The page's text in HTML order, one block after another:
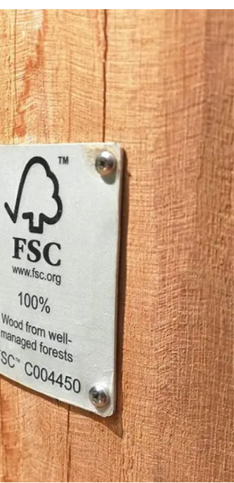
française qui place l’exigence au cœur de
et le e-commerce
dans les moindres détails
des partenaires sélectionnés